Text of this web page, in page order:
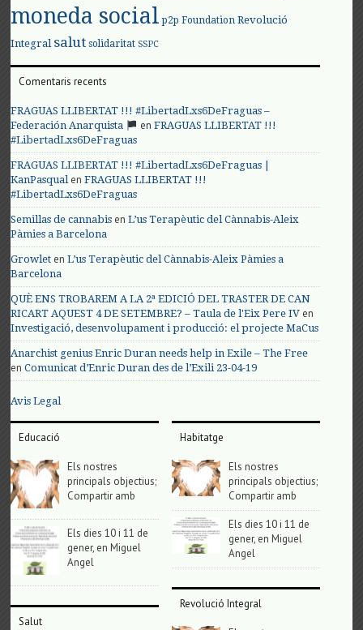
moneda social p2p Foundation Revolució
Integral salut solidaritat SSPC
Comentaris recents
FRAGUAS LLIBERTAT !!! #LibertadLxs6DeFraguas –
Federación Anarquista
enFRAGUAS LLIBERTAT !!!
#LibertadLxs6DeFraguas
FRAGUAS LLIBERTAT !!! #LibertadLxs6DeFraguas |
KanPasqualenFRAGUAS LLIBERTAT !!!
#LibertadLxs6DeFraguas
Semillas de cannabis enL’us Terapèutic del Cànnabis-Aleix
Pàmies a Barcelona
Growlet enL’us Terapèutic del Cànnabis-Aleix Pàmies a
Barcelona
QUÈ ENS TROBAREM A LA 2ª EDICIÓ DEL TRASTER DE CAN
RICART AQUEST 4 DE SETEMBRE? – Taula de l'Eix Pere IV en
Investigació, desenvolupament i producció: el projecte MaCus
Anarchist genius Enric Duran needs help in Exile – The Free
enComunicat d’Enric Duran des de l’Exili 23-04-19
Avis Legal
Educació
Els nostres
principals objectius;
Compartir amb
Els dies 10 i 11 de
gener, en Miguel
Angel
Salut
Habitatge
Els nostres
principals objectius;
Compartir amb
Els dies 10 i 11 de
gener, en Miguel
Angel
Revolució Integral